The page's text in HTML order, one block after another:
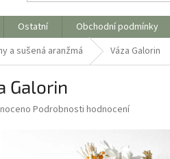
Ostatní Obchodní podmínky
a sušená aranžmá Váza Galorin
Galorin
Podrobnosti hodnocení